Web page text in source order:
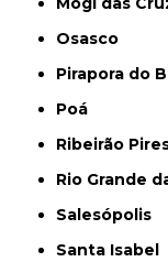
Osasco
Pirapora do
Poá
Ribeirão
Rio Grande
Salesópolis
Santa Isabel